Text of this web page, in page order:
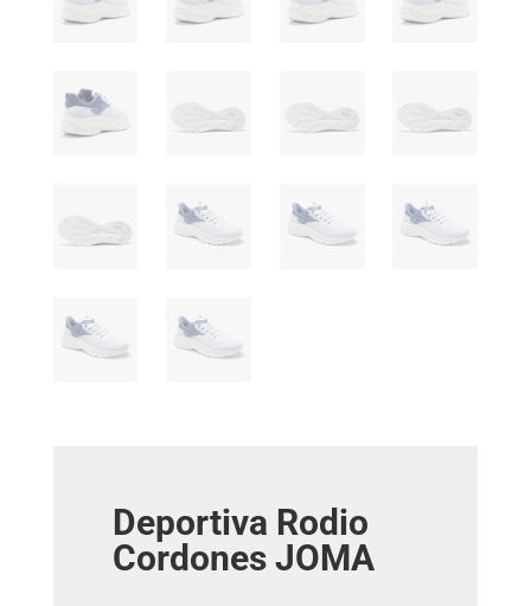
Deportiva Rodio
Cordones JOMA